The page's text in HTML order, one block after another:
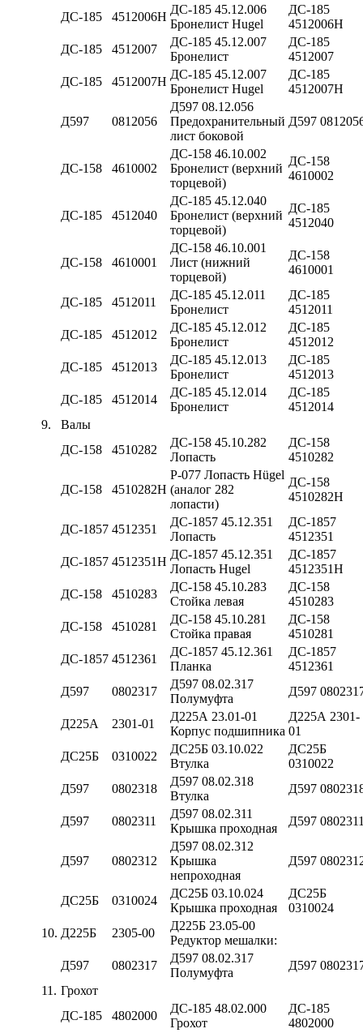
ДС-185
4512006Н
ДС-185 45.12.006
Бронелист Hugel
ДС-185
4512006Н
ДС-185
4512007
ДС-185 45.12.007
Бронелист
ДС-185
4512007
ДС-185
4512007Н
ДС-185 45.12.007
Бронелист Hugel
ДС-185
4512007Н
Д597 0812056
Д597 08.12.056
Предохранительный
лист боковой
Д597
ДС-158 4610002
ДС-158 46.10.002
Бронелист (верхний
торцевой)
ДС-158
4610002
ДС-185 4512040
ДС-185 45.12.040
Бронелист (верхний
торцевой)
ДС-185
4512040
ДС-158 4610001
ДС-158 46.10.001
Лист (нижний
торцевой)
ДС-158
4610001
ДС-185 4512011
ДС-185 45.12.011
Бронелист
ДС-185
4512011
ДС-185
4512012
ДС-185 45.12.012
Бронелист
ДС-185
4512012
ДС-185
4512013
ДС-185 45.12.013
Бронелист
ДС-185
4512013
ДС-185
4512014
ДС-185 45.12.014
Бронелист
ДС-185
4512014
9.
Валы
ДС-158
4510282
ДС-158 45.10.282
Лопасть
ДС-158
4510282
ДС-158 4510282Н
Р-077 Лопасть Hügel
(аналог 282
лопасти)
ДС-158
4510282Н
ДС-1857 4512351
ДС-1857 45.12.351
Лопасть
ДС-1857
4512351
ДС-1857 4512351Н
ДС-1857 45.12.351
Лопасть Hugel
ДС-1857
4512351Н
ДС-158
4510283
ДС-158 45.10.283
Стойка левая
ДС-158
4510283
ДС-158
4510281
ДС-158 45.10.281
Стойка правая
ДС-158
4510281
ДС-1857 4512361
ДС-1857 45.12.361
Планка
ДС-1857
4512361
Д597
0802317
Д597 08.02.317
Полумуфта
Д597
Д225А 2301-01
Д225А 23.01-01
Корпус подшипника
Д225А 2301-
01
ДС25Б
0310022
ДС25Б 03.10.022
Втулка
ДС25Б
0310022
Д597
0802318
Д597 08.02.318
Втулка
Д597
Д597 0802311
Д597 08.02.311
Крышка проходная
Д597
Д597 0802312
Д597 08.02.312
Крышка
непроходная
Д597
ДС25Б 0310024
ДС25Б 03.10.024
Крышка проходная
ДС25Б
0310024
10. Д225Б 2305-00
Д225Б 23.05-00
Редуктор мешалки:
Д597
0802317
Д597 08.02.317
Полумуфта
Д597
11. Грохот
ДС-185
4802000
ДС-185 48.02.000
Грохот
ДС-185
4802000